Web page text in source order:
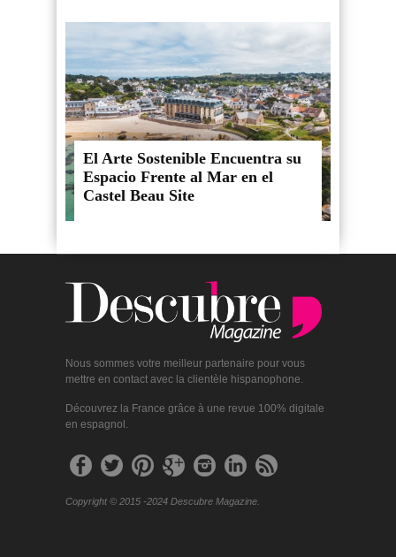
El Arte Sostenible Encuentra su
Espacio Frente al Mar en el
Castel Beau Site
Nous sommes votre meilleur partenaire pour vous
mettre en contact avec la clientèle hispanophone.
Découvrez la France grâce à une revue 100% digitale
en espagnol.
Copyright © 2015 -2024 Descubre Magazine.